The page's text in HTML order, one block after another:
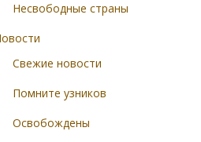
Несвободные страны
Свежие новости
Помните узников
Освобождены